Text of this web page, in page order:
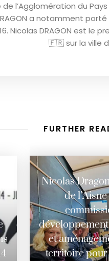
l’Agglomération du
a notamment
Nicolas DRAGON est le
🇫🇷 sur la ville
FURTHER
Nicolas
de
et
territoire pour